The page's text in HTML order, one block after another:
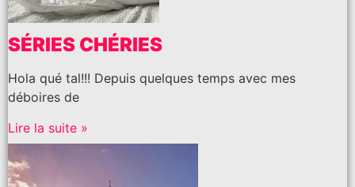
SÉRIES CHÉRIES
Hola qué tal!!! Depuis quelques temps avec mes
déboires de
Lire la suite »